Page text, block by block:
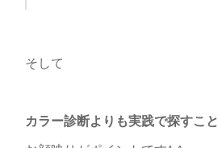
そして
カラー診断よりも実践で探すこと